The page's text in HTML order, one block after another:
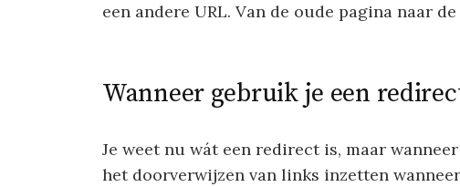
een andere URL. Van de oude pagina naar
Wanneer gebruik je een
Je weet nu wát een redirect is, maar
het doorverwijzen van links inzetten